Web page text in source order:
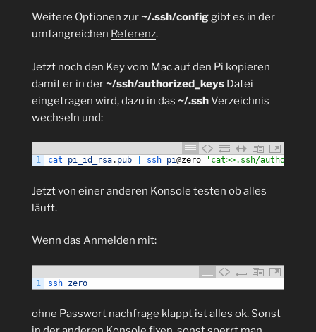
Weitere Optionen zur ~/.ssh/configgibt es in der
umfangreichen Referenz.
Jetzt noch den Key vom Mac auf den Pi kopieren
damit er in der ~/ssh/authorized_keys Datei
eingetragen wird, dazu in das ~/.sshVerzeichnis
wechseln und:
1 cat pi_id_rsa. pub ssh pi@zero 'cat>>.ssh/
Jetzt von einer anderen Konsole testen ob alles
läuft.
Wenn das Anmelden mit:
1 ssh zero
ohne Passwort nachfrage klappt ist alles ok. Sonst